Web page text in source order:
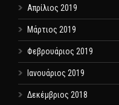
Απρίλιος 2019
Μάρτιος 2019
Φεβρουάριος 2019
Ιανουάριος 2019
Δεκέμβριος 2018